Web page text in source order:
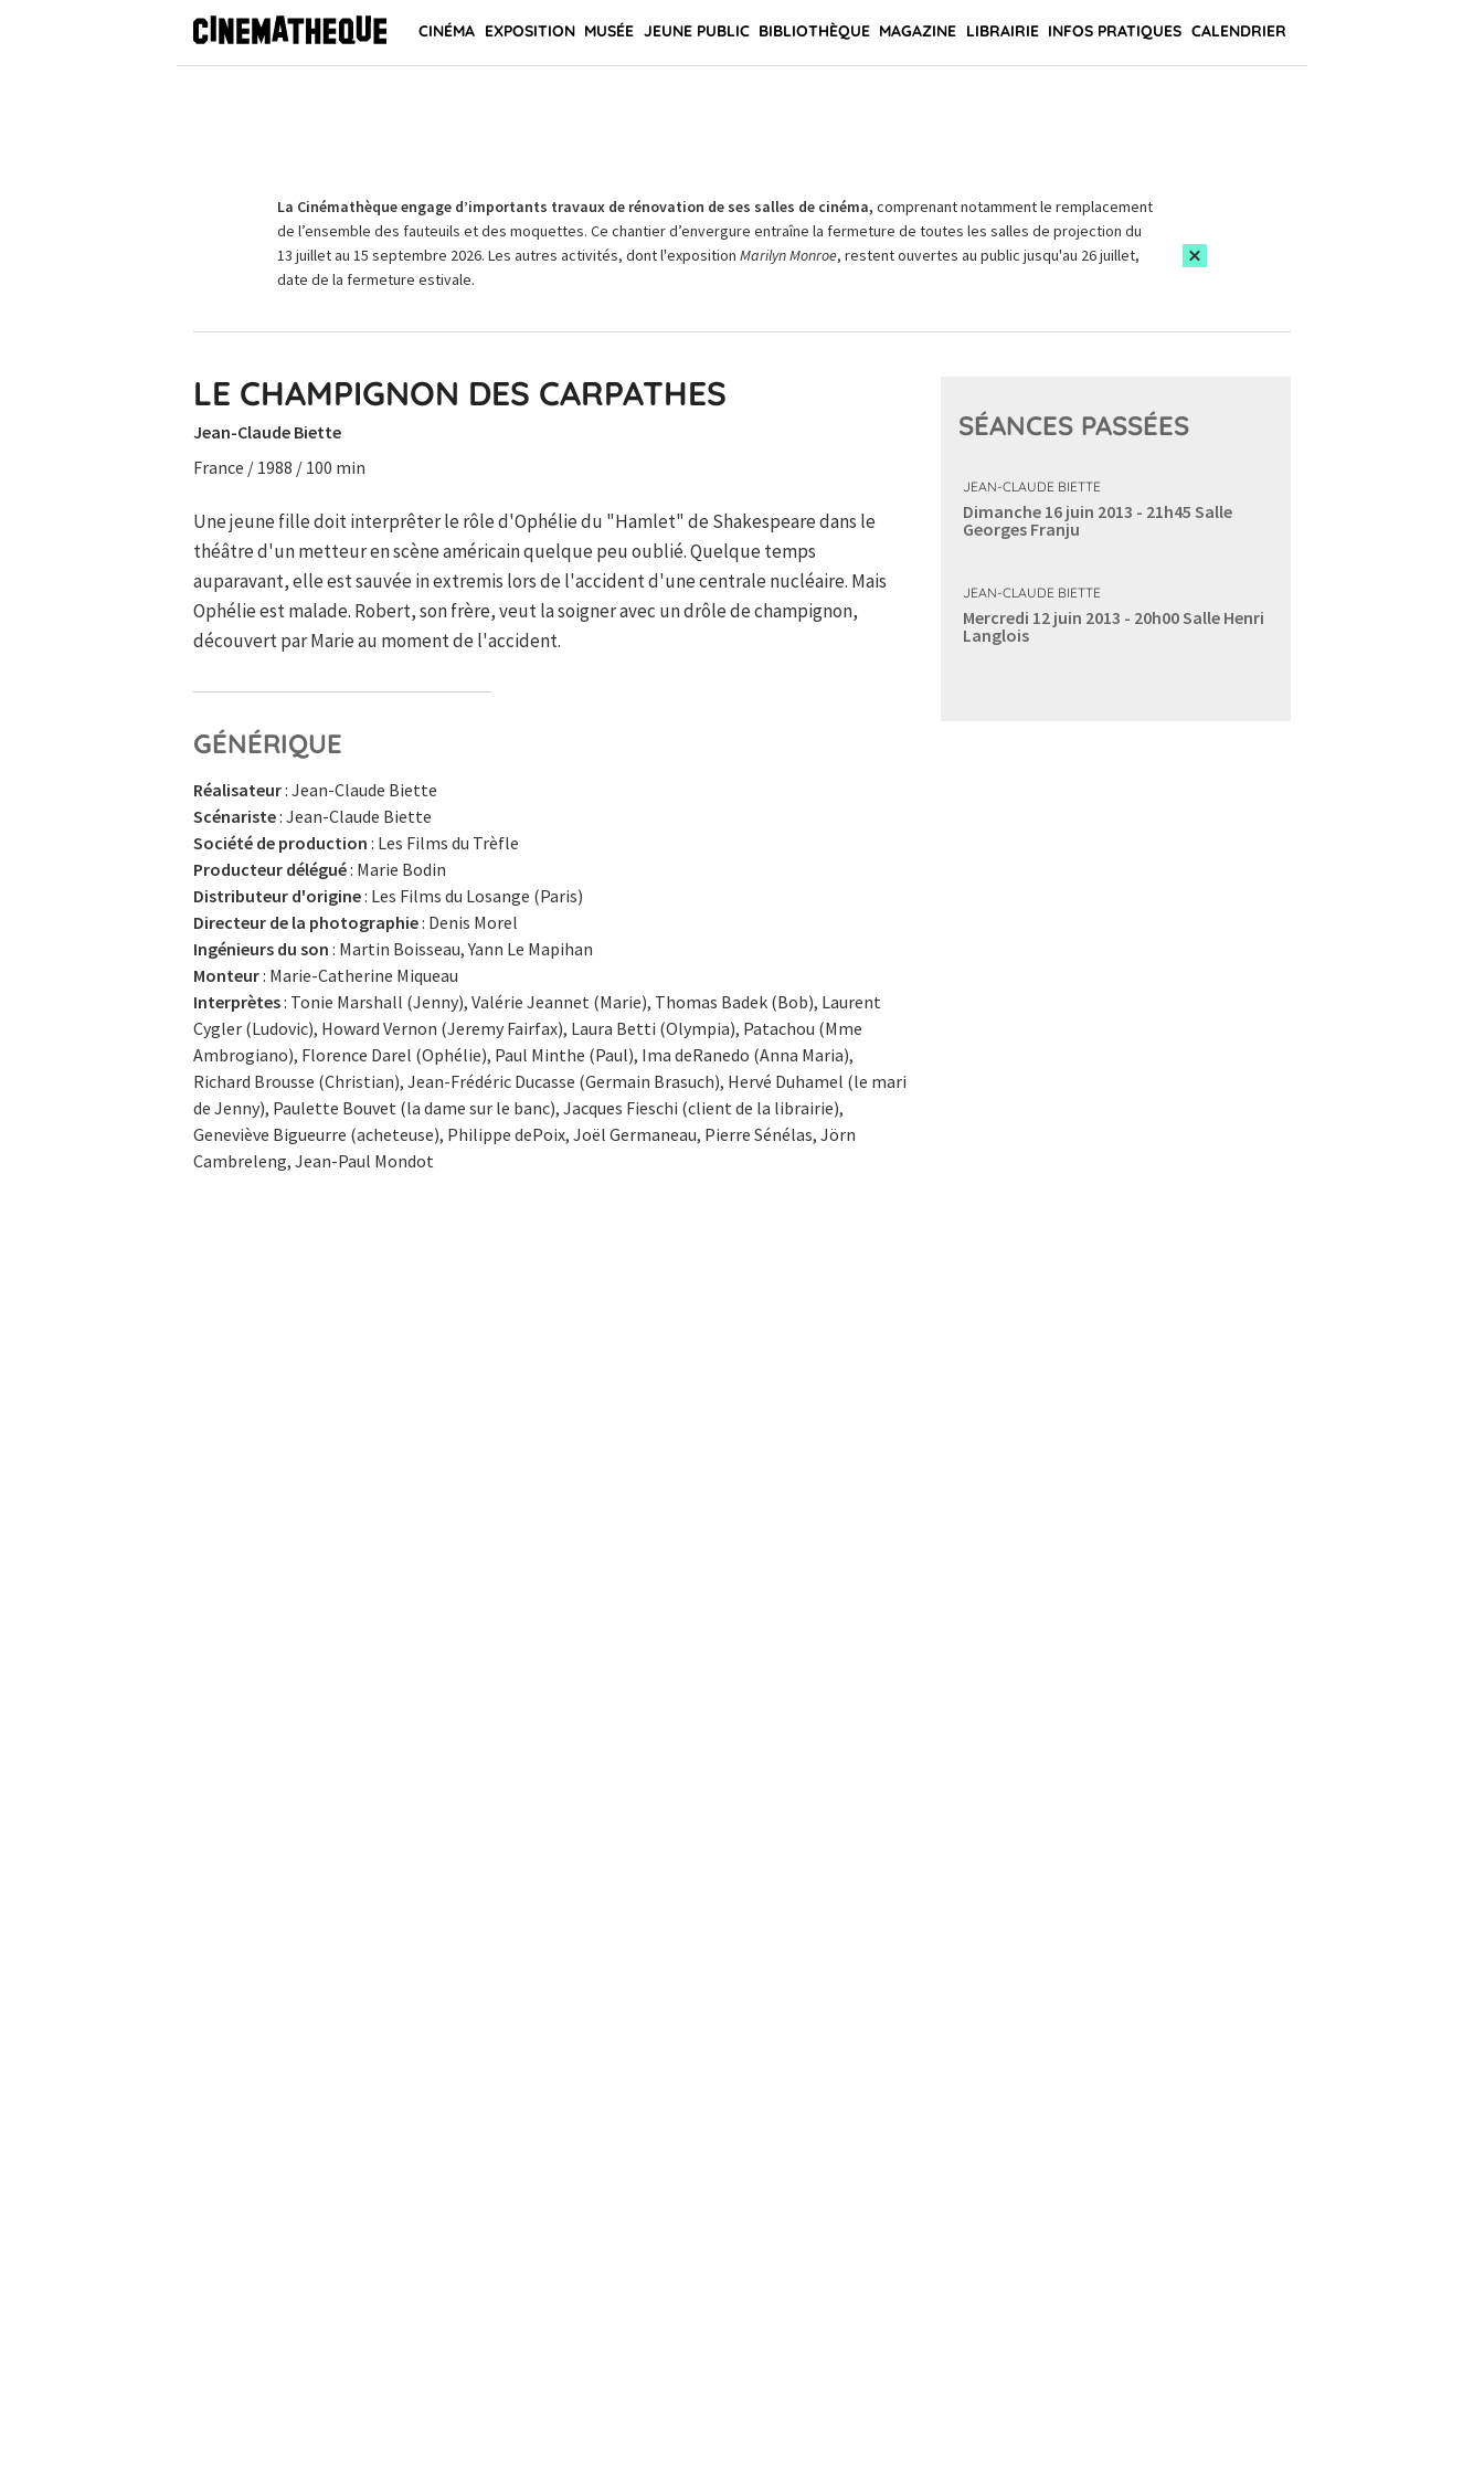
CINÉMA EXPOSITION MUSÉE JEUNE PUBLIC BIBLIOTHÈQUE MAGAZINE LIBRAIRIE INFOS PRATIQUES CALENDRIER
La Cinémathèque engage d’importants travaux de rénovation de ses salles de cinéma, comprenant notamment le remplacement
de l’ensemble des fauteuils et des moquettes. Ce chantier d’envergure entraîne la fermeture de toutes les salles de projection du
13 juillet au 15 septembre 2026. Les autres activités, dont l'exposition Marilyn Monroe, restent ouvertes au public jusqu'au 26 juillet,
date de la fermeture estivale.
LE CHAMPIGNON DES CARPATHES
Jean-Claude Biette
France / 1988 / 100 min
Une jeune fille doit interprêter le rôle d'Ophélie du "Hamlet" de Shakespeare dans le
théâtre d'un metteur en scène américain quelque peu oublié. Quelque temps
auparavant, elle est sauvée in extremis lors de l'accident d'une centrale nucléaire. Mais
Ophélie est malade. Robert, son frère, veut la soigner avec un drôle de champignon,
découvert par Marie au moment de l'accident.
GÉNÉRIQUE
Réalisateur: Jean-Claude Biette
Scénariste: Jean-Claude Biette
Société de production : Les Films du Trèfle
Producteur délégué: Marie Bodin
Distributeur d'origine: Les Films du Losange (Paris)
Directeur de la photographie: Denis Morel
Ingénieurs du son : Martin Boisseau, Yann Le Mapihan
Monteur: Marie-Catherine Miqueau
Interprètes: Tonie Marshall (Jenny), Valérie Jeannet (Marie), Thomas Badek (Bob), Laurent
Cygler (Ludovic), Howard Vernon (Jeremy Fairfax), Laura Betti (Olympia), Patachou (Mme
Ambrogiano), Florence Darel (Ophélie), Paul Minthe (Paul), Ima deRanedo (Anna Maria),
Richard Brousse (Christian), Jean-Frédéric Ducasse (Germain Brasuch), Hervé Duhamel (le mari
de Jenny), Paulette Bouvet (la dame sur le banc), Jacques Fieschi (client de la librairie),
Geneviève Bigueurre (acheteuse), Philippe dePoix, Joël Germaneau, Pierre Sénélas, Jörn
Cambreleng, Jean-Paul Mondot
SÉANCES PASSÉES
JEAN-CLAUDE BIETTE
Dimanche 16 juin 2013 - 21h45 Salle
Georges Franju
JEAN-CLAUDE BIETTE
Mercredi 12 juin 2013 - 20h00Salle Henri
Langlois